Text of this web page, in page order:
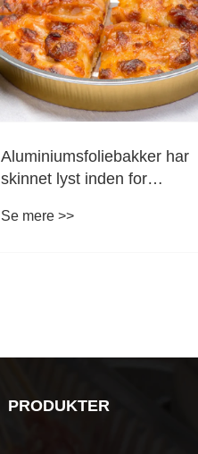
Aluminiumsfoliebakker har
skinnet lyst inden for
Se mere >>
PRODUKTER